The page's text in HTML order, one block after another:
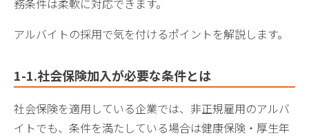
務条件は柔軟に対応できます。
アルバイトの採用で気を付けるポイントを解説します。
1-1.社会保険加入が必要な条件とは
社会保険を適用している企業では、非正規雇用のアルバ
イトでも、条件を満たしている場合は健康保険・厚生年